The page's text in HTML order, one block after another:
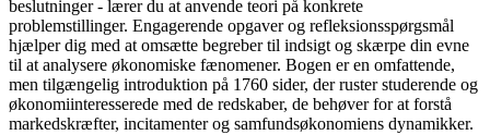
beslutninger - lærer du at anvende teori på konkrete
problemstillinger. Engagerende opgaver og refleksionsspørgsmål
hjælper dig med at omsætte begreber til indsigt og skærpe din evne
til at analysere økonomiske fænomener. Bogen er en omfattende,
men tilgængelig introduktion på 1760 sider, der ruster studerende og
økonomiinteresserede med de redskaber, de behøver for at forstå
markedskræfter, incitamenter og samfundsøkonomiens dynamikker.